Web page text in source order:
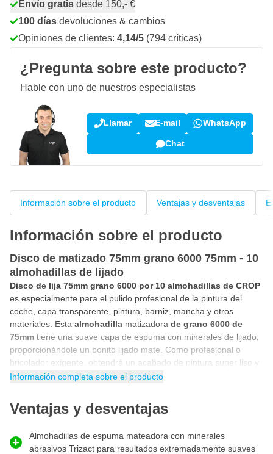
Envío gratis desde 150,- €
100 días devoluciones & cambios
Opiniones de clientes: 4,14/5 (794 críticas)
¿Pregunta sobre este producto?
Hable con uno de nuestros especialistas
Llamar E-mail WhatsApp
Chat
Información sobre el producto Ventajas y desventajas
Información sobre el producto
Disco de matizado 75mm grano 6000 75mm - 10
almohadillas de lijado
Disco de lija 75mm grano 6000 por 10 almohadillas de CROP
es especialmente para el pulido profesional de la pintura del
coche, capa transparente, pintura, barniz, mancha y otros
materiales. Esta almohadilla matizadora de grano 6000 de
75mm tiene una suave capa de espuma con minerales de lijado,
proporcionándole un bonito lijado mate. Como profesional o
bricolador exigente, obtendrá un acabado de pintura super liso y
pulible a alto brillo con estaalmohadilla mate
tiene velcro en la parte posterior. Esto le permite utilizar la
almohadilla de lijado de grano 6000 en su
¿Para qué se utiliza el disco de grano 6000?
Información completa sobre el producto
Ventajas y desventajas
Almohadillas de espuma mateadora con minerales
abrasivos Trizact para resultados extremadamente suaves